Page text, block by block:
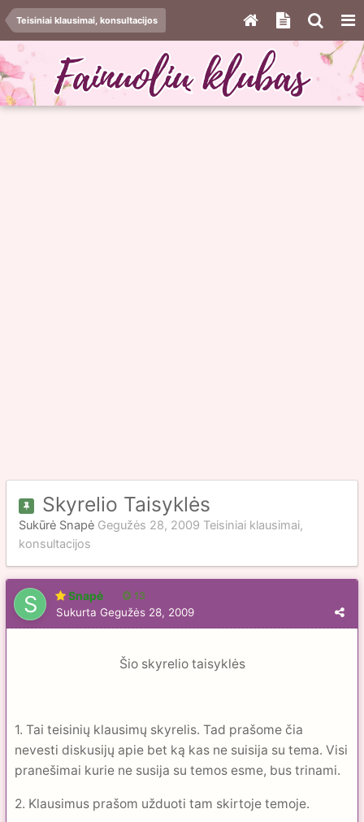
Teisiniai klausimai, konsultacijos
Skyrelio Taisyklės
Sukūrė Snapė Gegužės 28, 2009 Teisiniai klausimai,
konsultacijos
Snapė 13
Sukurta Gegužės 28, 2009
Šio skyrelio taisyklės
1. Tai teisinių klausimų skyrelis. Tad prašome čia
nevesti diskusijų apie bet ką kas ne suisija su tema. Visi
pranešimai kurie ne susija su temos esme, bus trinami.
2. Klausimus prašom užduoti tam skirtoje temoje.